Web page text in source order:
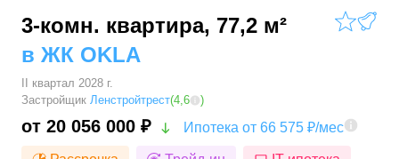
3-комн. квартира, 77,2 м²
в ЖК OKLA
II квартал 2028 г.
Застройщик Ленстройтрест(4,6 )
от 20 056 000 ₽ Ипотека от 66 575 ₽/мес